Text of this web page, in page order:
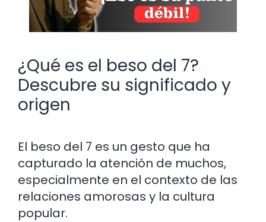
¿Qué es el beso del 7?
Descubre su significado y
origen
El beso del 7 es un gesto que ha
capturado la atención de muchos,
especialmente en el contexto de las
relaciones amorosas y la cultura
popular.